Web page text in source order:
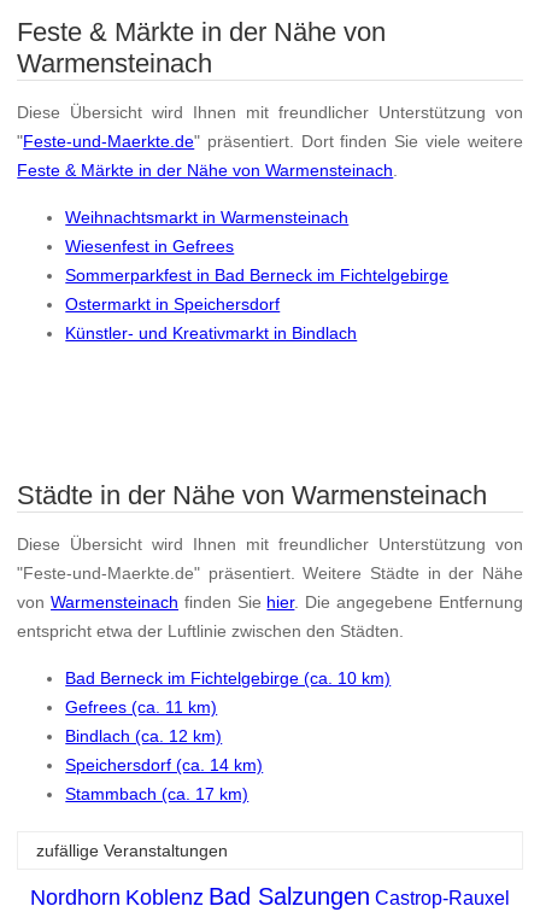
Feste & Märkte in der Nähe von
Warmensteinach
Diese Übersicht wird Ihnen mit freundlicher Unterstützung von
"Feste-und-Maerkte.de" präsentiert. Dort finden Sie viele weitere
Feste & Märkte in der Nähe von Warmensteinach.
Weihnachtsmarkt in Warmensteinach
Wiesenfest in Gefrees
Sommerparkfest in Bad Berneck im Fichtelgebirge
Ostermarkt in Speichersdorf
Künstler- und Kreativmarkt in Bindlach
Städte in der Nähe von Warmensteinach
Diese Übersicht wird Ihnen mit freundlicher Unterstützung von
"Feste-und-Maerkte.de" präsentiert. Weitere Städte in der Nähe
vonWarmensteinach finden Sie hier. Die angegebene Entfernung
entspricht etwa der Luftlinie zwischen den Städten.
Bad Berneck im Fichtelgebirge (ca. 10 km)
Gefrees (ca. 11 km)
Bindlach (ca. 12 km)
Speichersdorf (ca. 14 km)
Stammbach (ca. 17 km)
zufällige Veranstaltungen
Nordhorn Koblenz Bad Salzungen Castrop-Rauxel